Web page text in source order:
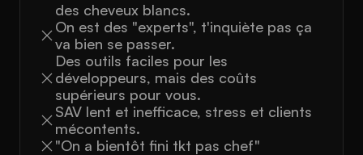
des cheveux blancs.
On est des "experts", t'inquiète pas ça
va bien se passer.
Des outils faciles pour les
développeurs, mais des coûts
supérieurs pour vous.
SAV lent et inefficace, stress et clients
mécontents.
"On a bientôt fini tkt pas chef"